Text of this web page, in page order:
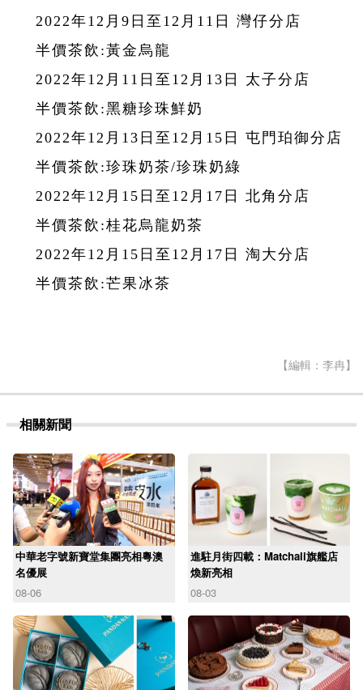
2022年12月9日至12月11日 灣仔分店
半價茶飲:黃金烏龍
2022年12月11日至12月13日 太子分店
半價茶飲:黑糖珍珠鮮奶
2022年12月13日至12月15日 屯門珀御分店
半價茶飲:珍珠奶茶/珍珠奶綠
2022年12月15日至12月17日 北角分店
半價茶飲:桂花烏龍奶茶
2022年12月15日至12月17日 淘大分店
半價茶飲:芒果冰茶
【編輯：李冉】
相關新聞
中華老字號新寶堂集團亮相粵澳
名優展
08-06
進駐月街四載：Matchali旗艦店
煥新亮相
08-03